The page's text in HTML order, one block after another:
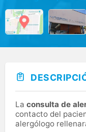
La consulta de
contacto del
alergólogo